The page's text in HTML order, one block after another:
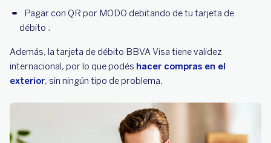
Pagar con QR por MODO debitando de tu tarjeta de
débito .
Además, la tarjeta de débito BBVA Visa tiene validez
internacional, por lo que podés hacer compras en el
exterior, sin ningún tipo de problema.